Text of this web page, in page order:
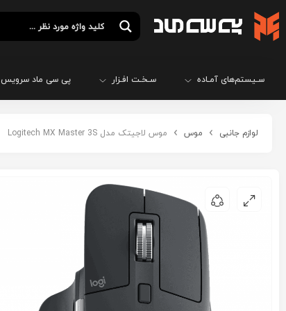
سـیستم‌های آمـاده سـخـت افـزار پی سی ماد سرویس
لوازم جانبی موس موس لاجیتک مدل Logitech MX Master 3S